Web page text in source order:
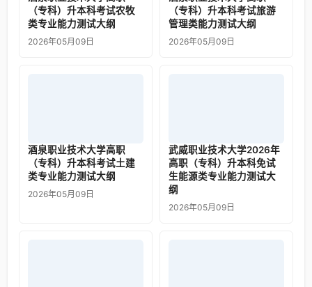
（专科）升本科考试农牧
类专业能力测试大纲
2026年05月09日
（专科）升本科考试旅游
管理类能力测试大纲
2026年05月09日
酒泉职业技术大学高职
（专科）升本科考试土建
类专业能力测试大纲
2026年05月09日
武威职业技术大学2026年
高职（专科）升本科免试
生能源类专业能力测试大
纲
2026年05月09日